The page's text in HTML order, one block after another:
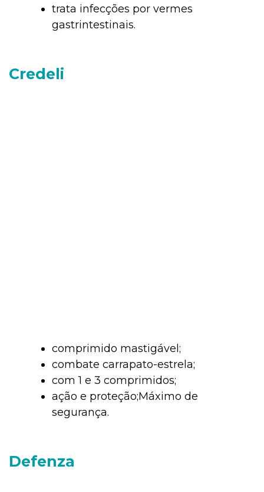
trata infecções por vermes
gastrintestinais.
Credeli
comprimido mastigável;
combate carrapato-estrela;
com 1 e 3 comprimidos;
ação e proteção;Máximo de
segurança.
Defenza